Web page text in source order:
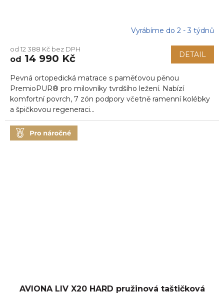
produktu
je
z
5
hvězdiček.
Vyrábíme do 2 - 3 týdnů
od 12 388 Kč bez DPH
od 14 990 Kč DETAIL
Pevná ortopedická matrace s paměťovou pěnou
PremioPUR® pro milovníky tvrdšího ležení. Nabízí
komfortní povrch, 7 zón podpory včetně ramenní kolébky
a špičkovou regeneraci...
AVIONA LIV X20 HARD pružinová taštičková